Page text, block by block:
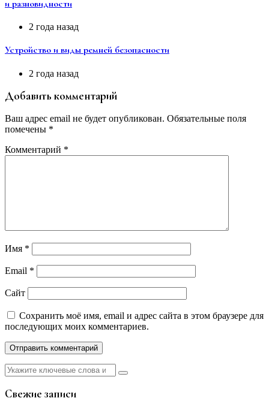
и разновидности
2 года назад
Устройство и виды ремней безопасности
2 года назад
Добавить комментарий
Ваш адрес email не будет опубликован. Обязательные поля
помечены *
Комментарий *
Имя *
Email *
Сайт
Сохранить моё имя, email и адрес сайта в этом браузере для
последующих моих комментариев.
Найти:
Свежие записи